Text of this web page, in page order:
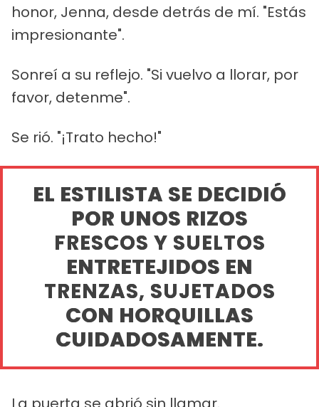
honor, Jenna, desde detrás de mí. "Estás
impresionante".
Sonreí a su reflejo. "Si vuelvo a llorar, por
favor, detenme".
Se rió. "¡Trato hecho!"
EL ESTILISTA SE DECIDIÓ
POR UNOS RIZOS
FRESCOS Y SUELTOS
ENTRETEJIDOS EN
TRENZAS, SUJETADOS
CON HORQUILLAS
CUIDADOSAMENTE.